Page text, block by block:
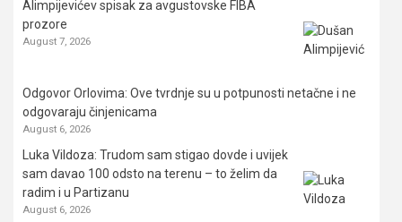
Alimpijevićev spisak za avgustovske FIBA
prozore
August 7, 2026
Odgovor Orlovima: ​Ove tvrdnje su u potpunosti netačne i ne
odgovaraju činjenicama
August 6, 2026
Luka Vildoza: Trudom sam stigao dovde i uvijek
sam davao 100 odsto na terenu – to želim da
radim i u Partizanu
August 6, 2026